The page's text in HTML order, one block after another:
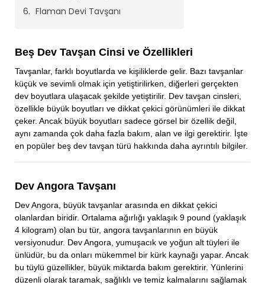
Flaman Devi Tavşanı
Beş Dev Tavşan Cinsi ve Özellikleri
Tavşanlar, farklı boyutlarda ve kişiliklerde gelir. Bazı tavşanlar
küçük ve sevimli olmak için yetiştirilirken, diğerleri gerçekten
dev boyutlara ulaşacak şekilde yetiştirilir. Dev tavşan cinsleri,
özellikle büyük boyutları ve dikkat çekici görünümleri ile dikkat
çeker. Ancak büyük boyutları sadece görsel bir özellik değil,
aynı zamanda çok daha fazla bakım, alan ve ilgi gerektirir. İşte
en popüler beş dev tavşan türü hakkında daha ayrıntılı bilgiler.
Dev Angora Tavşanı
Dev Angora, büyük tavşanlar arasında en dikkat çekici
olanlardan biridir. Ortalama ağırlığı yaklaşık 9 pound (yaklaşık
4 kilogram) olan bu tür, angora tavşanlarının en büyük
versiyonudur. Dev Angora, yumuşacık ve yoğun alt tüyleri ile
ünlüdür, bu da onları mükemmel bir kürk kaynağı yapar. Ancak
bu tüylü güzellikler, büyük miktarda bakım gerektirir. Yünlerini
düzenli olarak taramak, sağlıklı ve temiz kalmalarını sağlamak